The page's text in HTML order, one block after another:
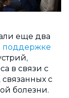
еще два
поддержке
в связи с
с
болезни.